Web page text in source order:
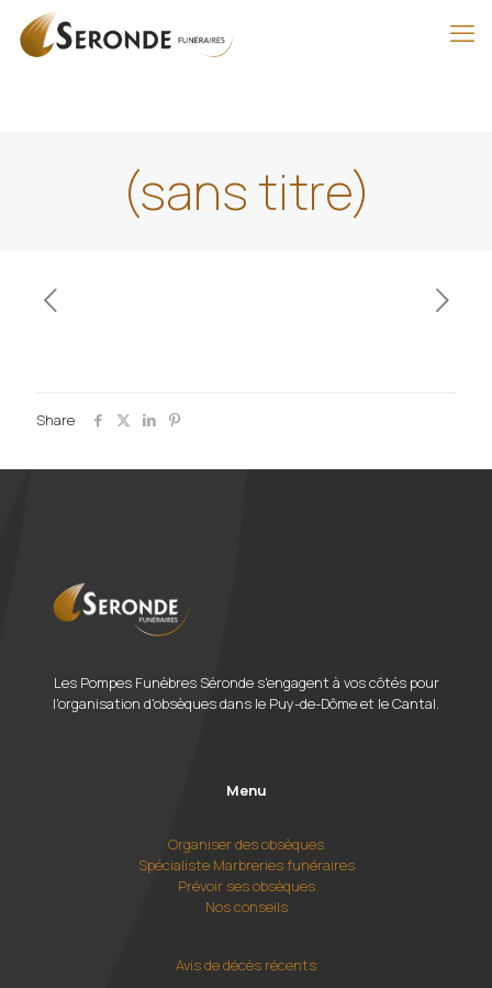
(sans titre)
Share
Les Pompes Funèbres Séronde s'engagent à vos côtés pour
l'organisation d'obsèques dans le Puy-de-Dôme et le Cantal.
Menu
Organiser des obsèques
Spécialiste Marbreries funéraires
Prévoir ses obsèques
Nos conseils
Avis de décès récents